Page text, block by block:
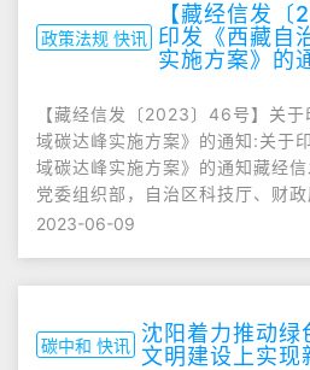
政策法规 快讯
【藏经信发
印发《西藏自
实施方案》的
【藏经信发〔2023〕46号】关
域碳达峰实施方案》的通知:关于
域碳达峰实施方案》的通知藏经
党委组织部，自治区科技厅、财
2023-06-09
碳中和 快讯 沈阳着力推动绿
文明建设上实现